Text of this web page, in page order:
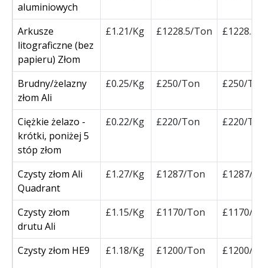
aluminiowych
Arkusze
litograficzne (bez
papieru) Złom
£1.21/Kg £1228.5/Ton £1228.5/
Brudny/żelazny
złom Ali
£0.25/Kg £250/Ton £250/
Ciężkie żelazo -
krótki, poniżej 5
stóp złom
£0.22/Kg £220/Ton £220/
Czysty złom Ali
Quadrant
£1.27/Kg £1287/Ton £1287/
Czysty złom
drutu Ali
£1.15/Kg £1170/Ton £1170/
Czysty złom HE9 £1.18/Kg £1200/Ton £1200/